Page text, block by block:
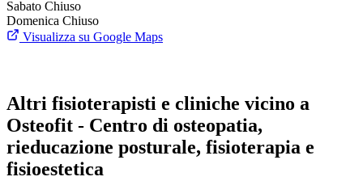
Sabato Chiuso
Domenica Chiuso
Visualizza su Google Maps
Altri fisioterapisti e cliniche vicino a
Osteofit - Centro di osteopatia,
rieducazione posturale, fisioterapia e
fisioestetica